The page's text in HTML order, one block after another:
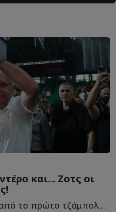
και... Ζοτς οι
Λίγες εβδομάδες πριν από το πρώτο τζάμπολ της σεζόν 20...